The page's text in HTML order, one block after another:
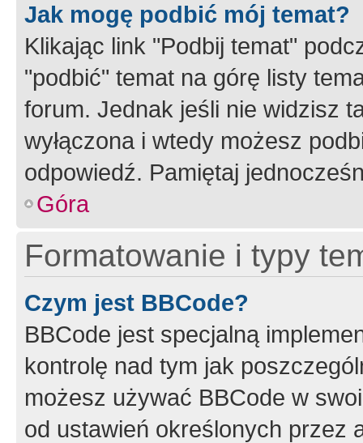
Jak mogę podbić mój temat?
Klikając link "Podbij temat"
"podbić" temat na górę listy
forum. Jednak jeśli nie widzisz
wyłączona i wtedy możesz
odpowiedź. Pamiętaj
Góra
Formatowanie i typy
Czym jest BBCode?
BBCode jest specjalną
kontrolę nad tym jak
możesz używać BBCode w
od ustawień określonych przez